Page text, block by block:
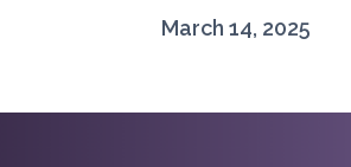
March 14, 2025